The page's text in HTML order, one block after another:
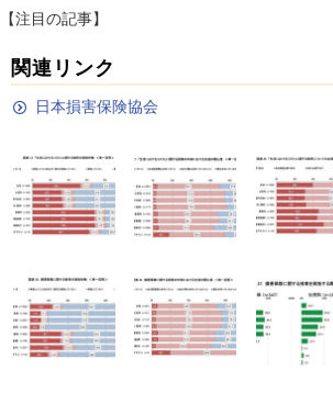
【注目の記事】
関連リンク
日本損害保険協会